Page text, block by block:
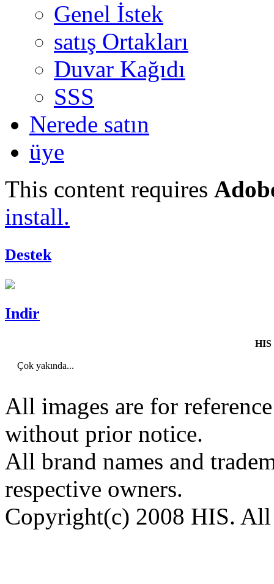
Genel İstek
satış Ortakları
Duvar Kağıdı
SSS
Nerede satın
üye
This content requires
install.
Destek
Indir
HIS
Çok yakında...
All images are for
without prior notice.
All brand names and
respective owners.
Copyright(c) 2008 HIS. All